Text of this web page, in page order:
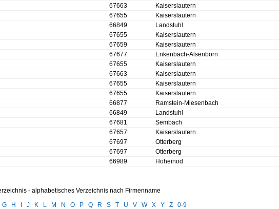
67663
Kaiserslautern
67655
Kaiserslautern
66849
Landstuhl
67655
Kaiserslautern
67659
Kaiserslautern
67677
Enkenbach-Alsenborn
67655
Kaiserslautern
67663
Kaiserslautern
67655
Kaiserslautern
67655
Kaiserslautern
66877
Ramstein-Miesenbach
66849
Landstuhl
67681
Sembach
67657
Kaiserslautern
67697
Otterberg
67697
Otterberg
66989 Höheinöd
- alphabetisches Verzeichnis nach Firmenname
G H J K L M N O P Q R S T U V W X Y Z 0-9